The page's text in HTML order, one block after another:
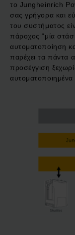
το Jungheinrich
σας γρήγορα και
του συστήματος
πάροχος “μία
αυτοματοποίηση
παρέχει τα πάντα
προσέγγιση